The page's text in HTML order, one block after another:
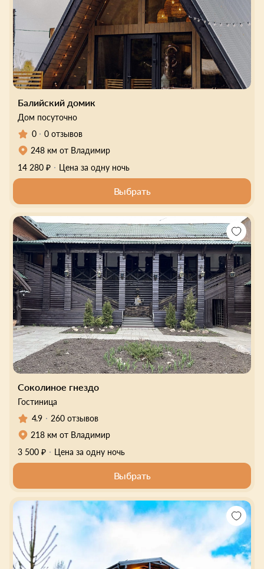
Балийский домик
Дом посуточно
0
0 отзывов
248 км от Владимир
14 280 ₽
Цена за одну ночь
Выбрать
Соколиное гнездо
Гостиница
4.9
260 отзывов
218 км от Владимир
3 500 ₽
Цена за одну ночь
Выбрать